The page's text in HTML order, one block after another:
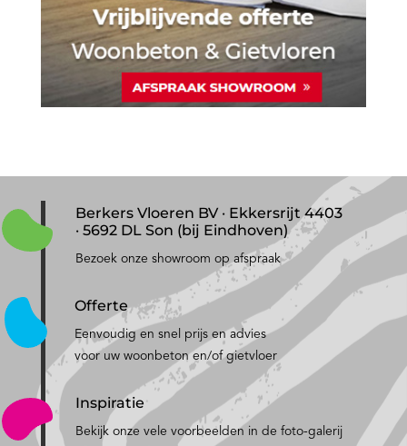
Berkers Vloeren BV · Ekkersrijt 4403
· 5692 DL Son (bij Eindhoven)
Bezoek onze showroom op afspraak
Offerte
Eenvoudig en snel prijs en advies
voor uw woonbeton en/of gietvloer
Inspiratie
Bekijk onze vele voorbeelden in de foto-galerij